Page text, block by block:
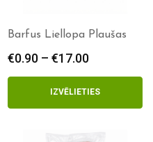
Barfus Liellopa Plaušas
€0.90 – €17.00
range:
€0.90
through
IZVĒLIETIES